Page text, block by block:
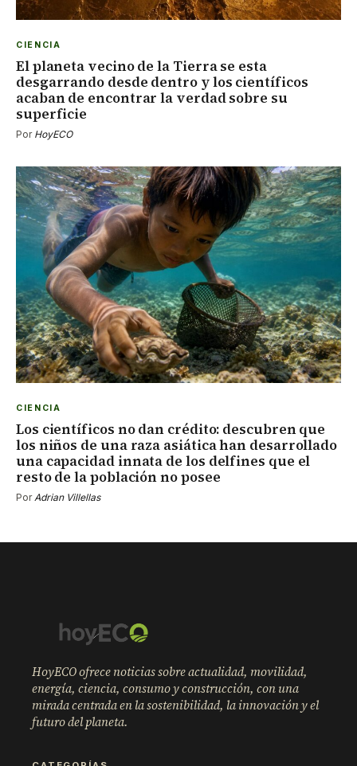
CIENCIA
El planeta vecino de la Tierra se esta
desgarrando desde dentro y los científicos
acaban de encontrar la verdad sobre su
superficie
Por HoyECO
CIENCIA
Los científicos no dan crédito: descubren que
los niños de una raza asiática han desarrollado
una capacidad innata de los delfines que el
resto de la población no posee
Por Adrian Villellas
HoyECO ofrece noticias sobre actualidad, movilidad,
energía, ciencia, consumo y construcción, con una
mirada centrada en la sostenibilidad, la innovación y el
futuro del planeta.